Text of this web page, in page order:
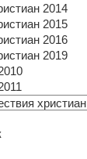
2014
2015
2016
2019
христиан